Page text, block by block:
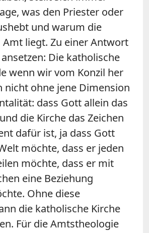
was den Priester oder
und warum die
Amt liegt. Zu einer Antwort
Die katholische
wenn wir vom Konzil her
nicht ohne jene Dimension
dass Gott allein das
die Kirche das Zeichen
dafür ist, ja dass Gott
möchte, dass er jeden
möchte, dass er mit
eine Beziehung
Ohne diese
die katholische Kirche
Für die Amtstheologie